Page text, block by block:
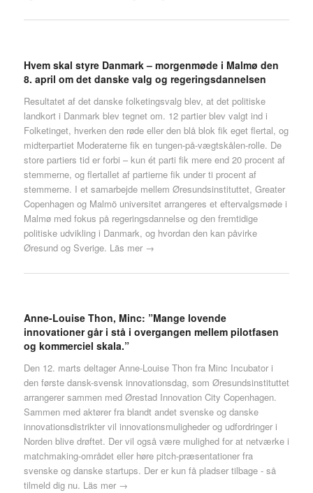
Hvem skal styre Danmark – morgenmøde i Malmø den
8. april om det danske valg og regeringsdannelsen
Resultatet af det danske folketingsvalg blev, at det politiske
landkort i Danmark blev tegnet om. 12 partier blev valgt ind i
Folketinget, hverken den røde eller den blå blok fik eget flertal, og
midterpartiet Moderaterne fik en tungen-på-vægtskålen-rolle. De
store partiers tid er forbi – kun ét parti fik mere end 20 procent af
stemmerne, og flertallet af partierne fik under ti procent af
stemmerne. I et samarbejde mellem Øresundsinstituttet, Greater
Copenhagen og Malmö universitet arrangeres et eftervalgsmøde i
Malmø med fokus på regeringsdannelse og den fremtidige
politiske udvikling i Danmark, og hvordan den kan påvirke
Øresund og Sverige. Läs mer →
Anne-Louise Thon, Minc: ”Mange lovende
innovationer går i stå i overgangen mellem pilotfasen
og kommerciel skala.”
Den 12. marts deltager Anne-Louise Thon fra Minc Incubator i
den første dansk-svensk innovationsdag, som Øresundsinstituttet
arrangerer sammen med Ørestad Innovation City Copenhagen.
Sammen med aktører fra blandt andet svenske og danske
innovationsdistrikter vil innovationsmuligheder og udfordringer i
Norden blive drøftet. Der vil også være mulighed for at netværke i
matchmaking-området eller høre pitch-præsentationer fra
svenske og danske startups. Der er kun få pladser tilbage - så
tilmeld dig nu. Läs mer →